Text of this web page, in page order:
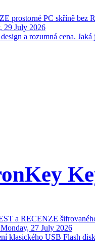
prostorné PC skříně bez
29 July 2026
a rozumná cena. Jaká
a RECENZE
Monday, 27 July 2026
klasického USB Flash